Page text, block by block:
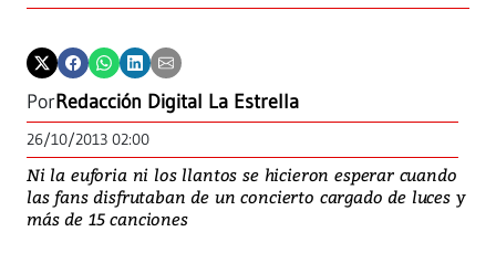
PorRedacción Digital La Estrella
26/10/2013 02:00
Ni la euforia ni los llantos se hicieron esperar cuando
las fans disfrutaban de un concierto cargado de luces y
más de 15 canciones